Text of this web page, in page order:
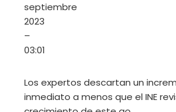
septiembre
2023
–
03:01
Los expertos descartan un
inmediato a menos que el INE